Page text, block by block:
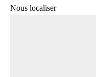
Nous localiser